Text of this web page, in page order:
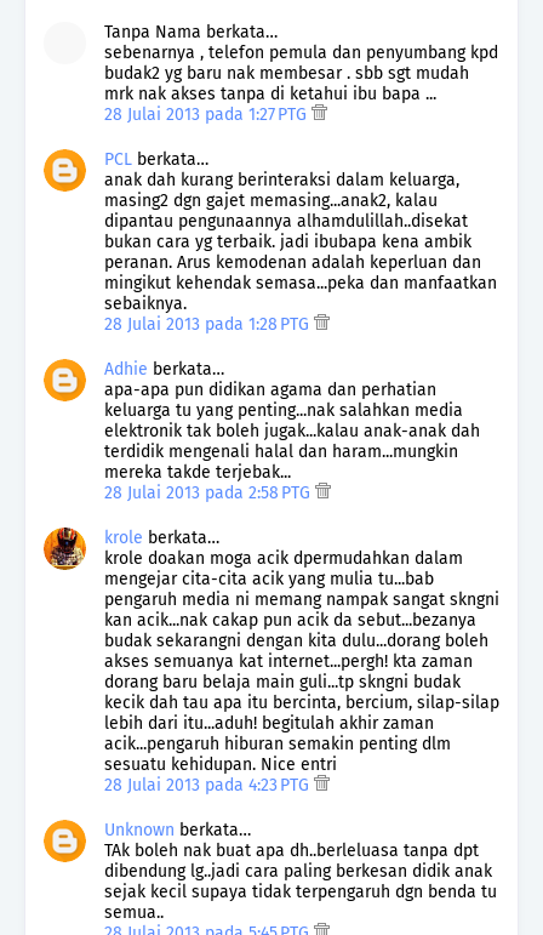
Tanpa Nama berkata…
sebenarnya , telefon pemula dan penyumbang kpd
budak2 yg baru nak membesar . sbb sgt mudah
mrk nak akses tanpa di ketahui ibu bapa ...
28 Julai 2013 pada 1:27 PTG
PCL berkata…
anak dah kurang berinteraksi dalam keluarga,
masing2 dgn gajet memasing...anak2, kalau
dipantau pengunaannya alhamdulillah..disekat
bukan cara yg terbaik. jadi ibubapa kena ambik
peranan. Arus kemodenan adalah keperluan dan
mingikut kehendak semasa...peka dan manfaatkan
sebaiknya.
28 Julai 2013 pada 1:28 PTG
Adhie berkata…
apa-apa pun didikan agama dan perhatian
keluarga tu yang penting...nak salahkan media
elektronik tak boleh jugak...kalau anak-anak dah
terdidik mengenali halal dan haram...mungkin
mereka takde terjebak...
28 Julai 2013 pada 2:58 PTG
krole berkata…
krole doakan moga acik dpermudahkan dalam
mengejar cita-cita acik yang mulia tu...bab
pengaruh media ni memang nampak sangat skngni
kan acik...nak cakap pun acik da sebut...bezanya
budak sekarangni dengan kita dulu...dorang boleh
akses semuanya kat internet...pergh! kta zaman
dorang baru belaja main guli...tp skngni budak
kecik dah tau apa itu bercinta, bercium, silap-silap
lebih dari itu...aduh! begitulah akhir zaman
acik...pengaruh hiburan semakin penting dlm
sesuatu kehidupan. Nice entri
28 Julai 2013 pada 4:23 PTG
Unknown berkata…
TAk boleh nak buat apa dh..berleluasa tanpa dpt
dibendung lg..jadi cara paling berkesan didik anak
sejak kecil supaya tidak terpengaruh dgn benda tu
semua..